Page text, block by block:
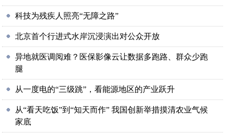
科技为残疾人照亮“无障之路”
北京首个行进式水岸沉浸演出对公众开放
异地就医调阅难？医保影像云让数据多跑路、群众少跑
腿
从一度电的“三级跳”，看能源地区的产业跃升
从“看天吃饭”到“知天而作” 我国创新举措摸清农业气候
家底